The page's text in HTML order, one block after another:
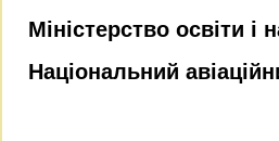
Міністерство освіти і
Національний